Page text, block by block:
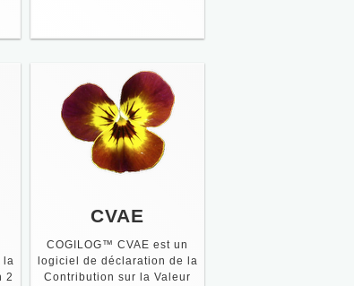
la
2
CVAE
COGILOG™ CVAE est un
logiciel de déclaration de la
Contribution sur la Valeur